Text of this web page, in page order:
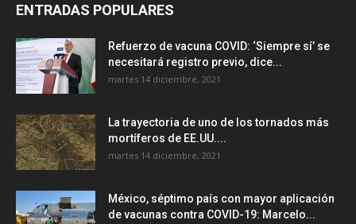
ENTRADAS POPULARES
Refuerzo de vacuna COVID: ‘Siempre sí’ se
necesitará registro previo, dice...
martes 14 diciembre, 2021
La trayectoria de uno de los tornados más
mortíferos de EE.UU....
martes 14 diciembre, 2021
México, séptimo país con mayor aplicación
de vacunas contra COVID-19: Marcelo...